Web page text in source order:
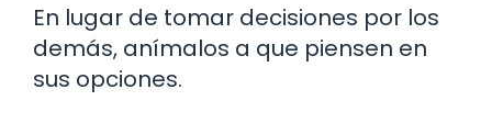
En lugar de tomar decisiones por los
demás, anímalos a que piensen en
sus opciones.